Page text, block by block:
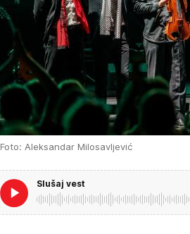
Foto: Aleksandar Milosavljević
Slušaj vest